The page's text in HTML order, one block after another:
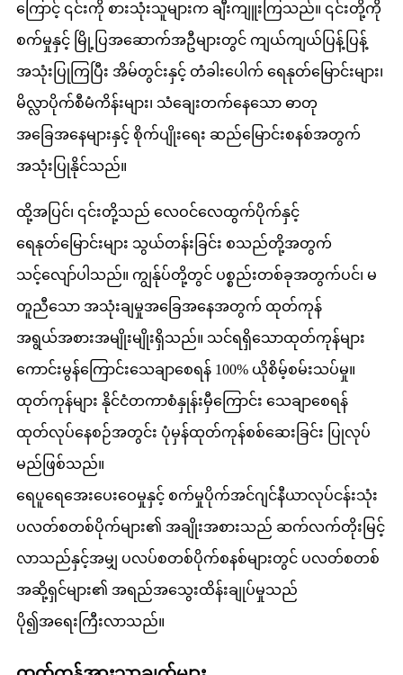
ကြောင့် ၎င်းကို စားသုံးသူများက ချီးကျူးကြသည်။ ၎င်းတို့ကို
စက်မှုနှင့် မြို့ပြအဆောက်အဦများတွင် ကျယ်ကျယ်ပြန့်ပြန့်
အသုံးပြုကြပြီး အိမ်တွင်းနှင့် တံခါးပေါက် ရေနုတ်မြောင်းများ၊
မိလ္လာပိုက်စီမံကိန်းများ၊ သံချေးတက်နေသော ဓာတု
အခြေအနေများနှင့် စိုက်ပျိုးရေး ဆည်မြောင်းစနစ်အတွက်
အသုံးပြုနိုင်သည်။
ထို့အပြင်၊ ၎င်းတို့သည် လေဝင်လေထွက်ပိုက်နှင့်
ရေနုတ်မြောင်းများ သွယ်တန်းခြင်း စသည်တို့အတွက်
သင့်လျော်ပါသည်။ ကျွန်ုပ်တို့တွင် ပစ္စည်းတစ်ခုအတွက်ပင်၊ မ
တူညီသော အသုံးချမှုအခြေအနေအတွက် ထုတ်ကုန်
အရွယ်အစားအမျိုးမျိုးရှိသည်။ သင်ရရှိသောထုတ်ကုန်များ
ကောင်းမွန်ကြောင်းသေချာစေရန် 100% ယိုစိမ့်စမ်းသပ်မှု။
ထုတ်ကုန်များ နိုင်ငံတကာစံနှုန်းမှီကြောင်း သေချာစေရန်
ထုတ်လုပ်နေစဉ်အတွင်း ပုံမှန်ထုတ်ကုန်စစ်ဆေးခြင်း ပြုလုပ်
မည်ဖြစ်သည်။
ရေပူရေအေးပေးဝေမှုနှင့် စက်မှုပိုက်အင်ဂျင်နီယာလုပ်ငန်းသုံး
ပလတ်စတစ်ပိုက်များ၏ အချိုးအစားသည် ဆက်လက်တိုးမြင့်
လာသည်နှင့်အမျှ ပလပ်စတစ်ပိုက်စနစ်များတွင် ပလတ်စတစ်
အဆို့ရှင်များ၏ အရည်အသွေးထိန်းချုပ်မှုသည်
ပို၍အရေးကြီးလာသည်။